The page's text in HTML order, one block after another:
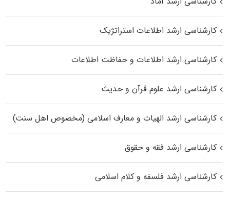
کارشناسی ارشد اطلاعات استراتژیک
کارشناسی ارشد اطلاعات و حفاظت اطلاعات
کارشناسی ارشد علوم قرآن و حدیث
کارشناسی ارشد الهیات و معارف اسلامی (مخصوص اهل سنت)
کارشناسی ارشد فقه و حقوق
کارشناسی ارشد فلسفه و کلام اسلامی